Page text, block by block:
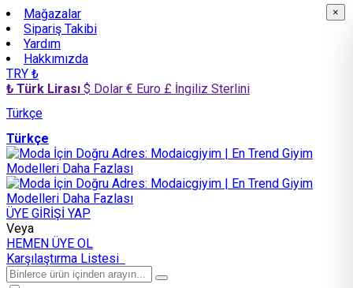
Mağazalar
Sipariş Takibi
Yardım
Hakkımızda
TRY ₺
₺ Türk Lirası $ Dolar € Euro £ İngiliz Sterlini
Türkçe
Türkçe
ÜYE GİRİŞİ YAP
Veya
HEMEN ÜYE OL
Karşılaştırma Listesi
×
×